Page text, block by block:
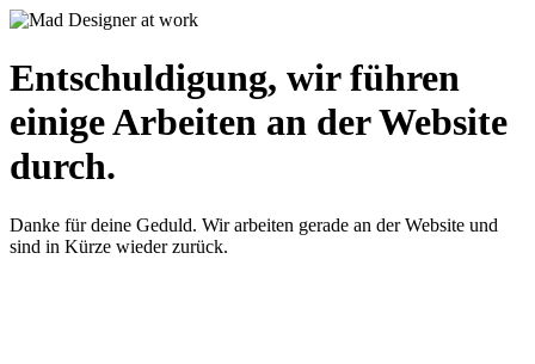
Entschuldigung, wir führen
einige Arbeiten an der Website
durch.
Danke für deine Geduld. Wir arbeiten gerade an der Website und
sind in Kürze wieder zurück.